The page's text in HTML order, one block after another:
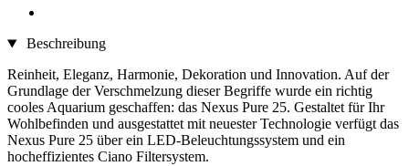
Beschreibung
Reinheit, Eleganz, Harmonie, Dekoration und Innovation. Auf der
Grundlage der Verschmelzung dieser Begriffe wurde ein richtig
cooles Aquarium geschaffen: das Nexus Pure 25. Gestaltet für Ihr
Wohlbefinden und ausgestattet mit neuester Technologie verfügt das
Nexus Pure 25 über ein LED-Beleuchtungssystem und ein
hocheffizientes Ciano Filtersystem.